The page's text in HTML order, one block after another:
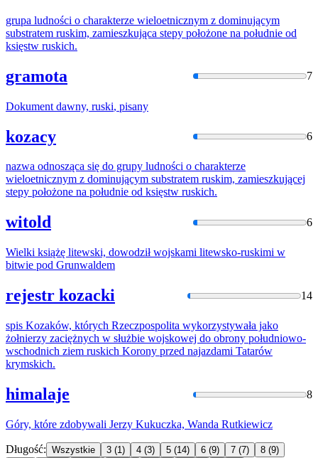
grupa ludności o charakterze wieloetnicznym z dominującym
substratem ruskim, zamieszkująca stepy położone na południe od
księstw ruskich.
gramota 7
Dokument dawny, ruski, pisany
kozacy 6
nazwa odnosząca się do grupy ludności o charakterze
wieloetnicznym z dominującym substratem ruskim, zamieszkującej
stepy położone na południe od księstw ruskich.
witold 6
Wielki książę litewski, dowodził wojskami litewsko-ruskimi w
bitwie pod Grunwaldem
rejestr kozacki 14
spis Kozaków, których Rzeczpospolita wykorzystywała jako
żołnierzy zaciężnych w służbie wojskowej do obrony południowo-
wschodnich ziem ruskich Korony przed najazdami Tatarów
krymskich.
himalaje 8
Góry, które zdobywali Jerzy Kukuczka, Wanda Rutkiewicz
Długość: Wszystkie 3 (1) 4 (3) 5 (14) 6 (9) 7 (7) 8 (9)